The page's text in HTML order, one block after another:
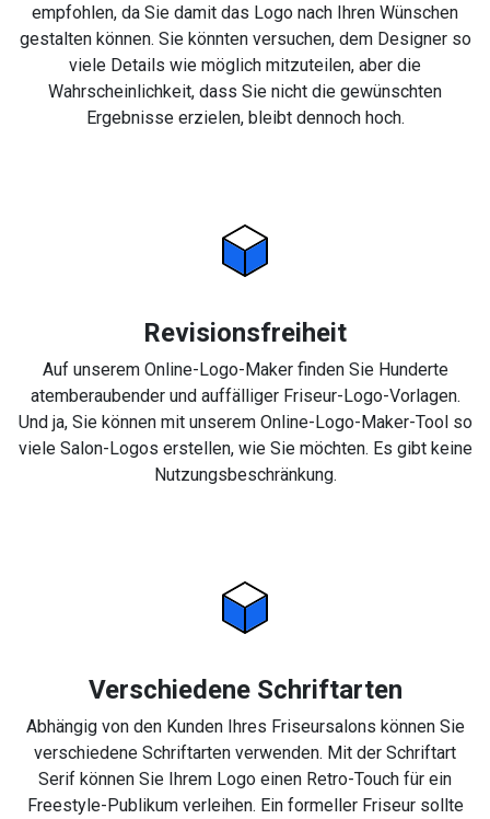
empfohlen, da Sie damit das Logo nach Ihren Wünschen
gestalten können. Sie könnten versuchen, dem Designer so
viele Details wie möglich mitzuteilen, aber die
Wahrscheinlichkeit, dass Sie nicht die gewünschten
Ergebnisse erzielen, bleibt dennoch hoch.
Revisionsfreiheit
Auf unserem Online-Logo-Maker finden Sie Hunderte
atemberaubender und auffälliger Friseur-Logo-Vorlagen.
Und ja, Sie können mit unserem Online-Logo-Maker-Tool so
viele Salon-Logos erstellen, wie Sie möchten. Es gibt keine
Nutzungsbeschränkung.
Verschiedene Schriftarten
Abhängig von den Kunden Ihres Friseursalons können Sie
verschiedene Schriftarten verwenden. Mit der Schriftart
Serif können Sie Ihrem Logo einen Retro-Touch für ein
Freestyle-Publikum verleihen. Ein formeller Friseur sollte